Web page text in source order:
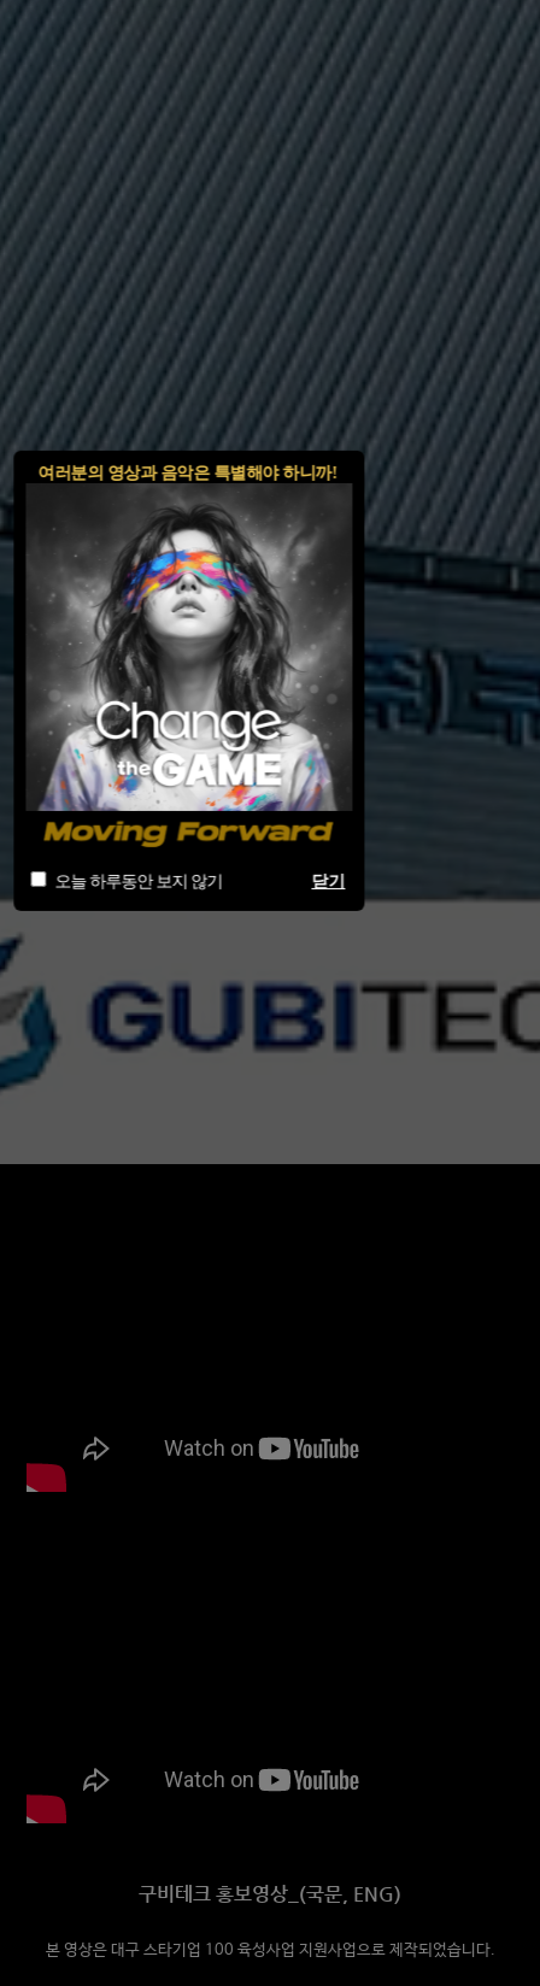
여러분의 영상과 음악은 특별해야 하니까!
오늘 하루동안 보지 않기 닫기
구비테크 홍보영상_(국문, ENG)
본 영상은 대구 스타기업 100 육성사업 지원사업으로 제작되 었습니다.